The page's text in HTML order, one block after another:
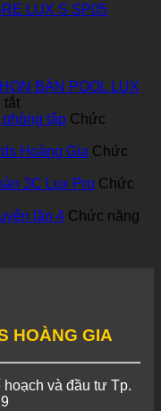
LUX S SP05
BÀN POOL LUX
tắtở
CLB
BILLIARDS
CHỌN
POOL
tập Chức
Hoàng Gia Chức
3C Lux Pro Chức
lần 4 Chức năng
HOÀNG GIA
và đầu tư Tp.